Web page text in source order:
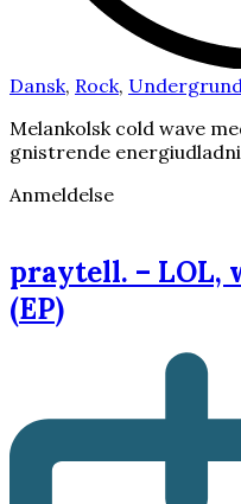
Dansk, Rock, Undergrund
Melankolsk cold wave
gnistrende
Anmeldelse
praytell. – LOL,
(EP)